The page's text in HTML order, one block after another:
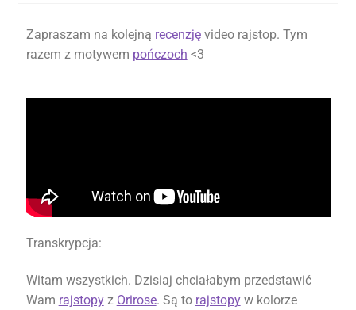
Wszystkie
Zapraszam na kolejną recenzjęvideo rajstop. Tym
razem z motywem pończoch <3
Transkrypcja:
Witam wszystkich. Dzisiaj chciałabym przedstawić
Wam rajstopyz Orirose. Są to rajstopyw kolorze